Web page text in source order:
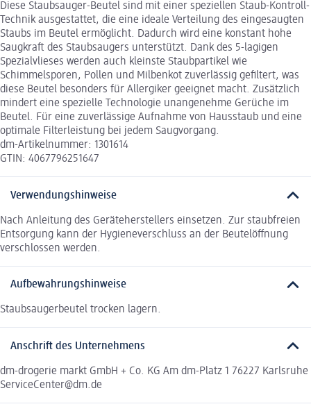
Diese Staubsauger-Beutel sind mit einer speziellen Staub-Kontroll-
Technik ausgestattet, die eine ideale Verteilung des eingesaugten
Staubs im Beutel ermöglicht. Dadurch wird eine konstant hohe
Saugkraft des Staubsaugers unterstützt. Dank des 5-lagigen
Spezialvlieses werden auch kleinste Staubpartikel wie
Schimmelsporen, Pollen und Milbenkot zuverlässig gefiltert, was
diese Beutel besonders für Allergiker geeignet macht. Zusätzlich
mindert eine spezielle Technologie unangenehme Gerüche im
Beutel. Für eine zuverlässige Aufnahme von Hausstaub und eine
optimale Filterleistung bei jedem Saugvorgang.
dm-Artikelnummer: 1301614
GTIN: 4067796251647
Verwendungshinweise
Nach Anleitung des Geräteherstellers einsetzen. Zur staubfreien
Entsorgung kann der Hygieneverschluss an der Beutelöffnung
verschlossen werden.
Aufbewahrungshinweise
Staubsaugerbeutel trocken lagern.
Anschrift des Unternehmens
dm-drogerie markt GmbH + Co. KG Am dm-Platz 1 76227 Karlsruhe
ServiceCenter@dm.de